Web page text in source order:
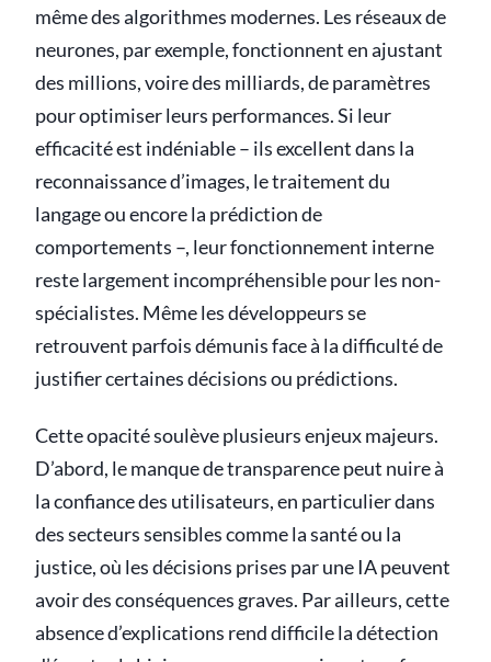
même des algorithmes modernes. Les réseaux de
neurones, par exemple, fonctionnent en ajustant
des millions, voire des milliards, de paramètres
pour optimiser leurs performances. Si leur
efficacité est indéniable – ils excellent dans la
reconnaissance d’images, le traitement du
langage ou encore la prédiction de
comportements –, leur fonctionnement interne
reste largement incompréhensible pour les non-
spécialistes. Même les développeurs se
retrouvent parfois démunis face à la difficulté de
justifier certaines décisions ou prédictions.
Cette opacité soulève plusieurs enjeux majeurs.
D’abord, le manque de transparence peut nuire à
la confiance des utilisateurs, en particulier dans
des secteurs sensibles comme la santé ou la
justice, où les décisions prises par une IA peuvent
avoir des conséquences graves. Par ailleurs, cette
absence d’explications rend difficile la détection